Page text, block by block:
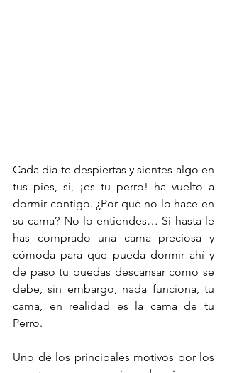
Cada día te despiertas y sientes algo en
tus pies, si, ¡es tu perro! ha vuelto a
dormir contigo. ¿Por qué no lo hace en
su cama? No lo entiendes… Si hasta le
has comprado una cama preciosa y
cómoda para que pueda dormir ahí y
de paso tu puedas descansar como se
debe, sin embargo, nada funciona, tu
cama, en realidad es la cama de tu
Perro.
Uno de los principales motivos por los